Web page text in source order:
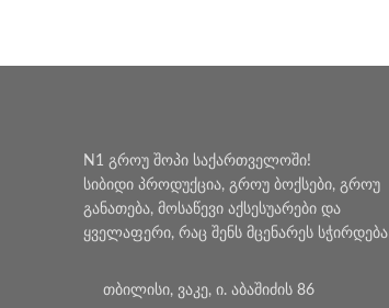
N1 გროუ შოპი საქართველოში!
სიბიდი პროდუქცია, გროუ ბოქსები, გროუ
განათება, მოსაწევი აქსესუარები და
ყველაფერი, რაც შენს მცენარეს სჭირდება
თბილისი, ვაკე, ი. აბაშიძის 86